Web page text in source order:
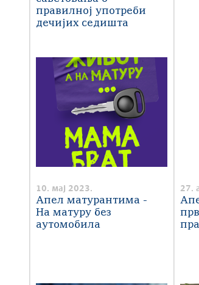
правилној употреби
дечијих седишта
10. мај 2023.
Апел матурантима -
На матуру без
аутомобила
27.